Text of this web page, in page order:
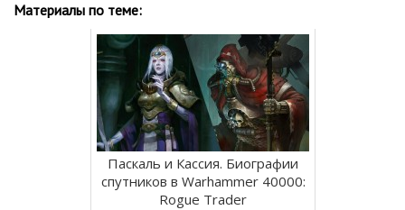
Материалы по теме:
Паскаль и Кассия. Биографии
спутников в Warhammer 40000:
Rogue Trader